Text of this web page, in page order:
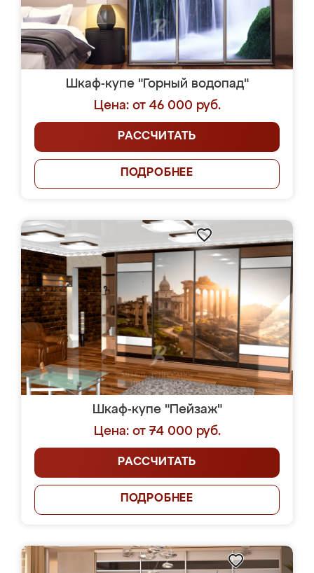
Шкаф-купе "Горный водопад"
Цена: от 46 000 руб.
РАССЧИТАТЬ
ПОДРОБНЕЕ
Шкаф-купе "Пейзаж"
Цена: от 74 000 руб.
РАССЧИТАТЬ
ПОДРОБНЕЕ